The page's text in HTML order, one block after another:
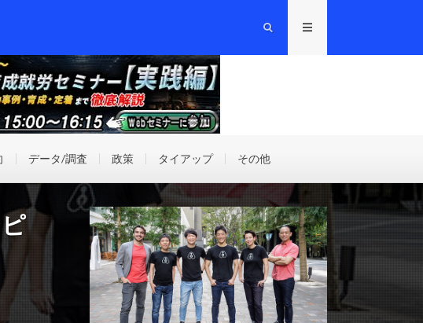
データ/調査 政策 タイアップ その他